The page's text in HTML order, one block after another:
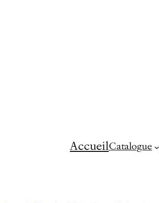
AccueilCatalogue